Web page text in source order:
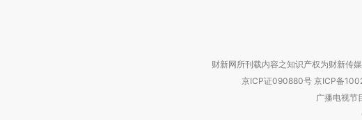
财新网所刊载内容之知识产权为财新传
京ICP证090880号 京ICP备
广播电视节